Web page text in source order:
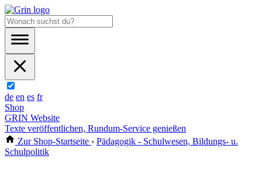
de en es fr
Shop
GRIN Website
Texte veröffentlichen, Rundum-Service genießen
Zur Shop-Startseite › Pädagogik - Schulwesen, Bildungs- u.
Schulpolitik